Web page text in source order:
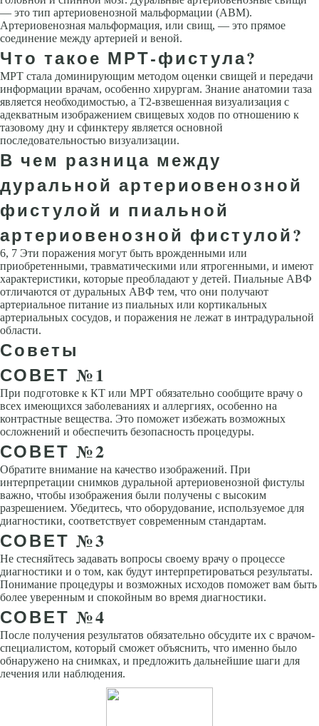
— это тип артериовенозной мальформации (АВМ).
Артериовенозная мальформация, или свищ, — это прямое
соединение между артерией и веной.
Что такое МРТ-фистула?
МРТ стала доминирующим методом оценки свищей и передачи
информации врачам, особенно хирургам. Знание анатомии таза
является необходимостью, а Т2-взвешенная визуализация с
адекватным изображением свищевых ходов по отношению к
тазовому дну и сфинктеру является основной
последовательностью визуализации.
В чем разница между
дуральной артериовенозной
фистулой и пиальной
артериовенозной фистулой?
6, 7 Эти поражения могут быть врожденными или
приобретенными, травматическими или ятрогенными, и имеют
характеристики, которые преобладают у детей. Пиальные АВФ
отличаются от дуральных АВФ тем, что они получают
артериальное питание из пиальных или кортикальных
артериальных сосудов, и поражения не лежат в интрадуральной
области.
Советы
СОВЕТ №1
При подготовке к КТ или МРТ обязательно сообщите врачу о
всех имеющихся заболеваниях и аллергиях, особенно на
контрастные вещества. Это поможет избежать возможных
осложнений и обеспечить безопасность процедуры.
СОВЕТ №2
Обратите внимание на качество изображений. При
интерпретации снимков дуральной артериовенозной фистулы
важно, чтобы изображения были получены с высоким
разрешением. Убедитесь, что оборудование, используемое для
диагностики, соответствует современным стандартам.
СОВЕТ №3
Не стесняйтесь задавать вопросы своему врачу о процессе
диагностики и о том, как будут интерпретироваться результаты.
Понимание процедуры и возможных исходов поможет вам быть
более уверенным и спокойным во время диагностики.
СОВЕТ №4
После получения результатов обязательно обсудите их с врачом-
специалистом, который сможет объяснить, что именно было
обнаружено на снимках, и предложить дальнейшие шаги для
лечения или наблюдения.